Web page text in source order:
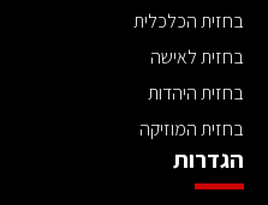
בחזית הכלכלית
בחזית לאישה
בחזית היהדות
בחזית המוזיקה
הגדרות